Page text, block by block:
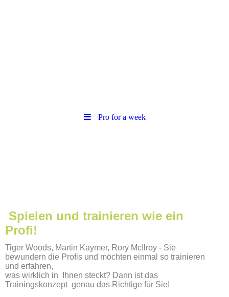
Pro for a week
Spielen und trainieren wie ein
Profi!
Tiger Woods, Martin Kaymer, Rory McIlroy - Sie
bewundern die Profis und möchten einmal so trainieren
und erfahren,
was wirklich in Ihnen steckt? Dann ist das
Trainingskonzept genau das Richtige für Sie!